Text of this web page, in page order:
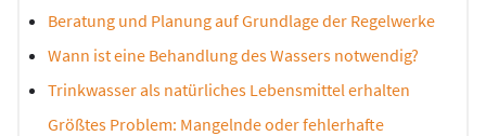
Beratung und Planung auf Grundlage der Regelwerke
Wann ist eine Behandlung des Wassers notwendig?
Trinkwasser als natürliches Lebensmittel erhalten
Größtes Problem: Mangelnde oder fehlerhafte